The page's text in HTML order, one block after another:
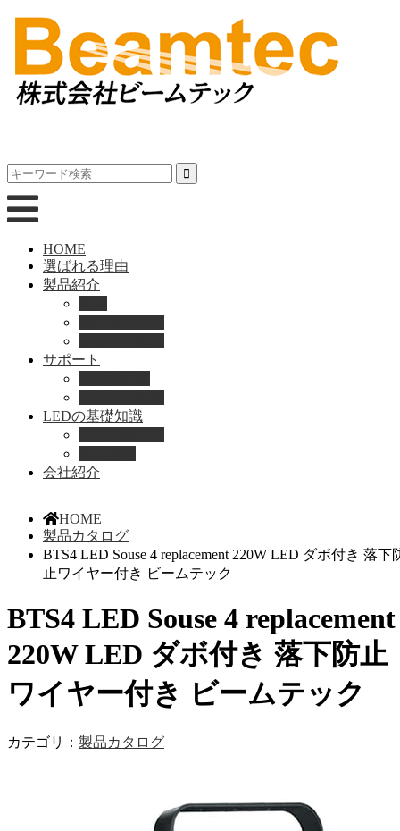
HOME
選ばれる理由
製品紹介
サポート
LEDの基礎知識
会社紹介
HOME
製品カタログ
BTS4 LED Souse 4 replacement 220W LED ダボ付き 落下
止ワイヤー付き ビームテック
BTS4 LED Souse 4 replacement
220W LED ダボ付き 落下防止
ワイヤー付き ビームテック
カテゴリ： 製品カタログ